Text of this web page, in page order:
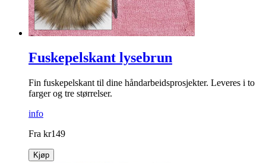
Fuskepelskant lysebrun
Fin fuskepelskant til dine håndarbeidsprosjekter. Leveres i to
farger og tre størrelser.
info
Fra kr149
Kjøp